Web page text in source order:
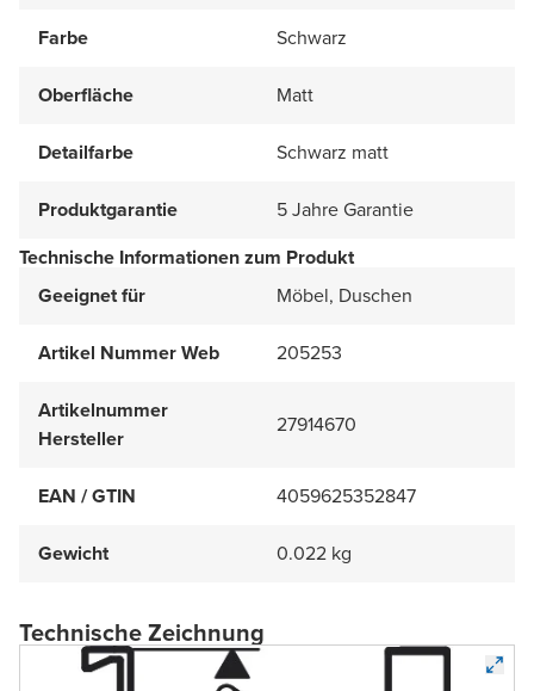
Farbe Schwarz
Oberfläche Matt
Detailfarbe Schwarz matt
Produktgarantie
5 Jahre Garantie
Technische Informationen zum Produkt
Geeignet für
Möbel, Duschen
Artikel Nummer Web 205253
Artikelnummer
Hersteller
27914670
EAN / GTIN 4059625352847
Gewicht 0.022 kg
Technische Zeichnung